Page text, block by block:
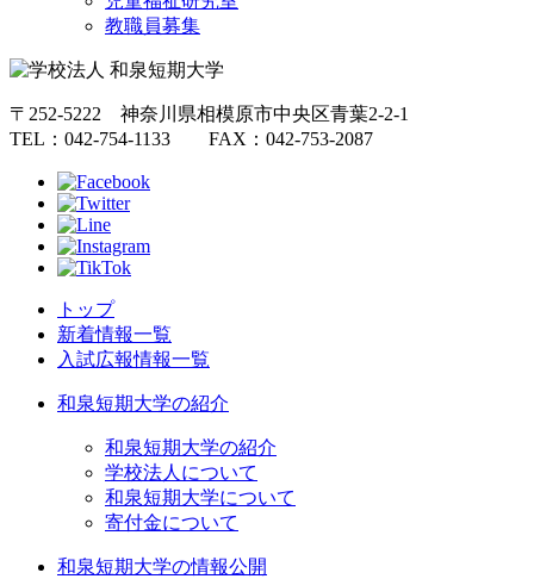
教職員募集
〒252-5222 神奈川県相模原市中央区青葉2-2-1
TEL：042-754-1133 FAX：042-753-2087
トップ
新着情報一覧
入試広報情報一覧
和泉短期大学の紹介
和泉短期大学の紹介
学校法人について
和泉短期大学について
寄付金について
和泉短期大学の情報公開